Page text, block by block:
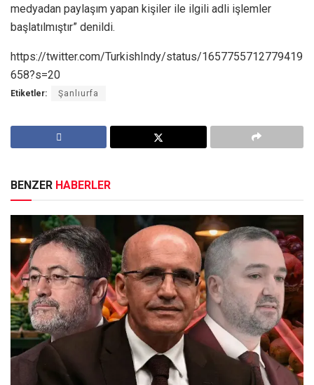
medyadan paylaşım yapan kişiler ile ilgili adli işlemler
başlatılmıştır” denildi.
https://twitter.com/TurkishIndy/status/1657755712779419
658?s=20
Etiketler: Şanlıurfa
BENZER HABERLER